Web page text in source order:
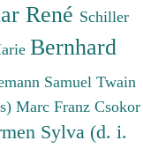
René Schiller
Bernhard
Samuel Twain
Marc Franz Csokor
Sylva (d. i.